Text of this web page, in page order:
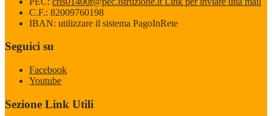
C.F.: 82009760198
IBAN: utilizzare il sistema PagoInRete
Seguici su
Facebook
Youtube
Sezione Link Utili